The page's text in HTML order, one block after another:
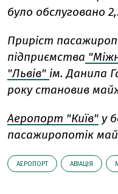
було обслуговано
Приріст
підприємства
"Львів" ім. Данила
року становив
Аеропорт "Київ" у
пасажиропотік
АЕРОПОРТ АВІАЦІЯ